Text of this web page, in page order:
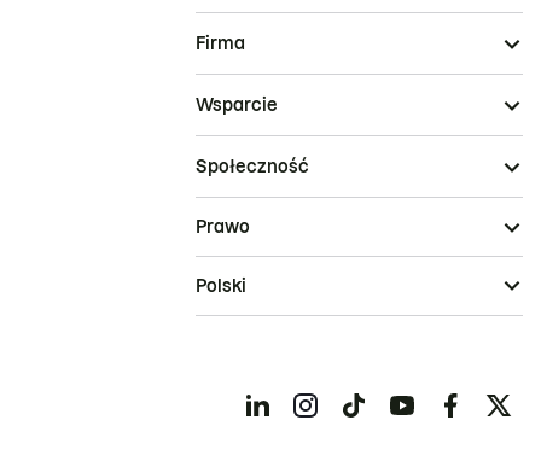
Firma
Wsparcie
Społeczność
Prawo
Polski